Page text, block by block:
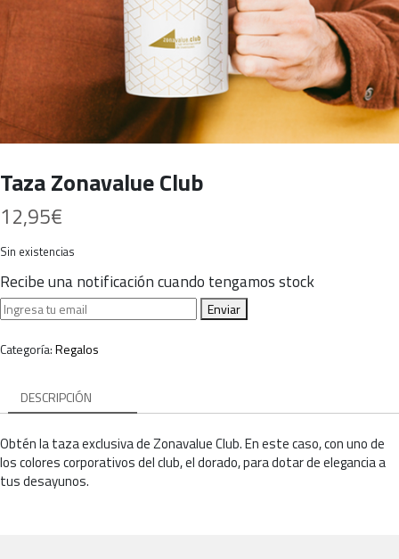
Taza Zonavalue Club
12,95€
Sin existencias
Recibe una notificación cuando tengamos stock
Enviar
Categoría:Regalos
DESCRIPCIÓN
Obtén la taza exclusiva de Zonavalue Club. En este caso, con uno de
los colores corporativos del club, el dorado, para dotar de elegancia a
tus desayunos.